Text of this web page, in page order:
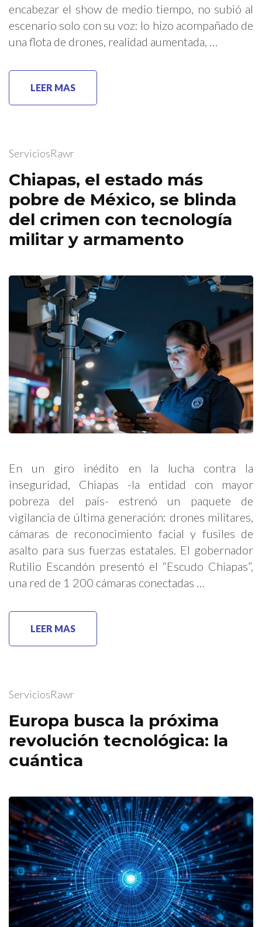
encabezar el show de medio tiempo, no subió al
escenario solo con su voz: lo hizo acompañado de
una flota de drones, realidad aumentada, …
LEER MAS
ServiciosRawr
Chiapas, el estado más
pobre de México, se blinda
del crimen con tecnología
militar y armamento
En un giro inédito en la lucha contra la
inseguridad, Chiapas -la entidad con mayor
pobreza del país- estrenó un paquete de
vigilancia de última generación: drones militares,
cámaras de reconocimiento facial y fusiles de
asalto para sus fuerzas estatales. El gobernador
Rutilio Escandón presentó el “Escudo Chiapas”,
una red de 1 200 cámaras conectadas …
LEER MAS
ServiciosRawr
Europa busca la próxima
revolución tecnológica: la
cuántica